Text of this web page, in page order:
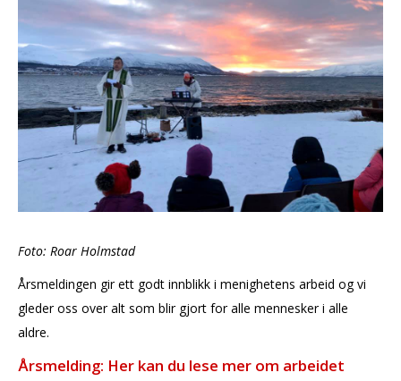
Foto: Roar Holmstad
Årsmeldingen gir ett godt innblikk i menighetens arbeid og vi
gleder oss over alt som blir gjort for alle mennesker i alle
aldre.
Årsmelding: Her kan du lese mer om arbeidet